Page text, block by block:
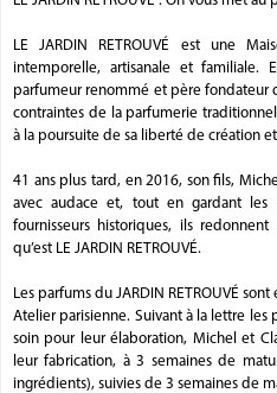
LE JARDIN RETROUVÉ est une
intemporelle, artisanale et familiale.
parfumeur renommé et père fondateur
contraintes de la parfumerie
à la poursuite de sa liberté de création
41 ans plus tard, en 2016, son fils,
avec audace et, tout en gardant les
fournisseurs historiques, ils
qu’est LE JARDIN RETROUVÉ.
Les parfums du JARDIN RETROUVÉ
Atelier parisienne. Suivant à la lettre
soin pour leur élaboration, Michel et
leur fabrication, à 3 semaines de
ingrédients), suivies de 3 semaines de